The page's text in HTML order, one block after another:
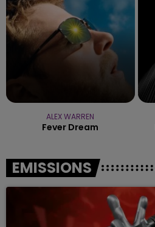
ALEX WARREN
Fever Dream
EMISSIONS